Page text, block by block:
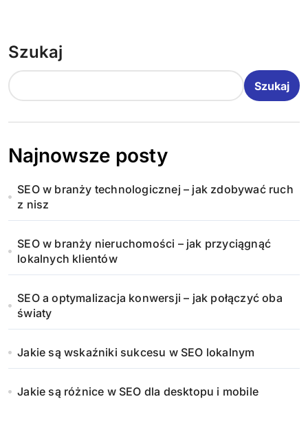
Szukaj
Szukaj
Najnowsze posty
SEO w branży technologicznej – jak zdobywać ruch
z nisz
SEO w branży nieruchomości – jak przyciągnąć
lokalnych klientów
SEO a optymalizacja konwersji – jak połączyć oba
światy
Jakie są wskaźniki sukcesu w SEO lokalnym
Jakie są różnice w SEO dla desktopu i mobile